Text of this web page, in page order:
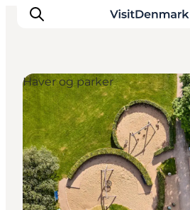
Inspiration
Destinationer
Oplevelser
Overnatning
Planlæg ferien
Haver og parker